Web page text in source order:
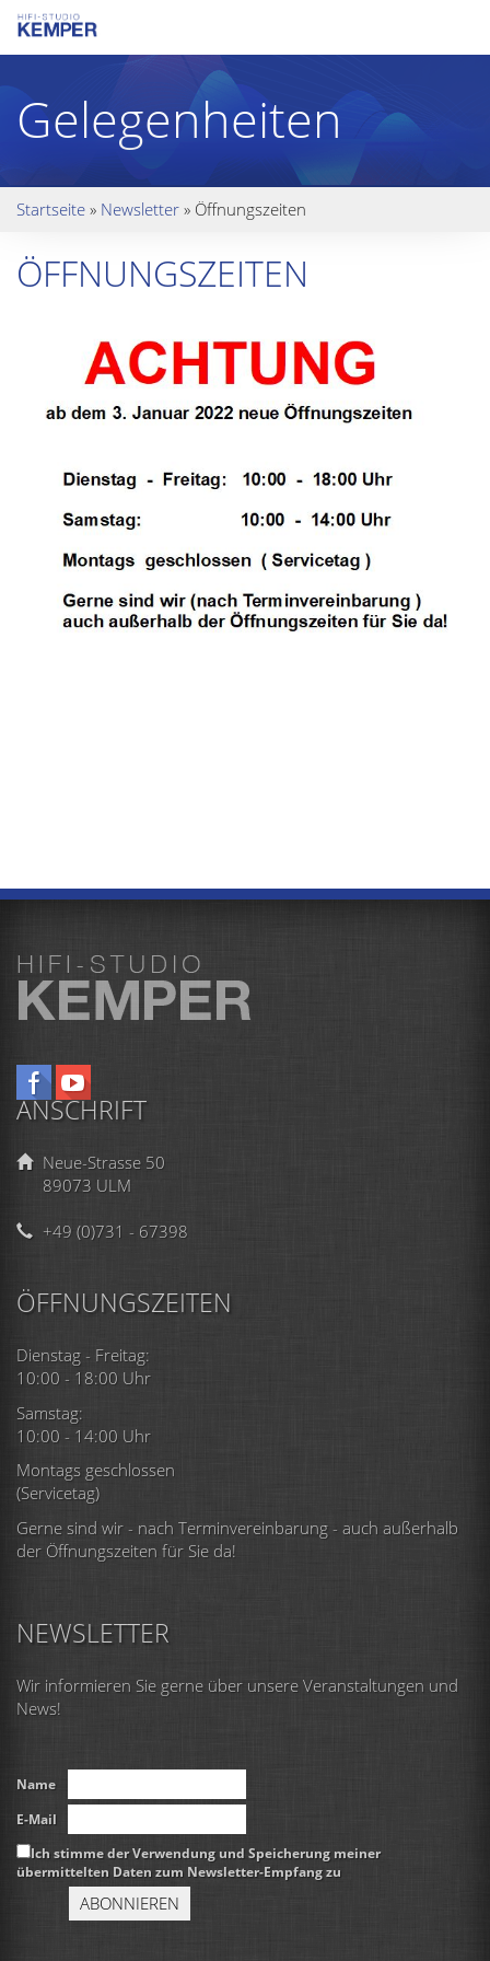
Gelegenheiten
Startseite » Newsletter » Öffnungszeiten
ÖFFNUNGSZEITEN
ANSCHRIFT
Neue-Strasse 50
89073 ULM
+49 (0)731 - 67398
ÖFFNUNGSZEITEN
Dienstag - Freitag:
10:00 - 18:00 Uhr
Samstag:
10:00 - 14:00 Uhr
Montags geschlossen
(Servicetag)
Gerne sind wir - nach Terminvereinbarung - auch außerhalb
der Öffnungszeiten für Sie da!
NEWSLETTER
Wir informieren Sie gerne über unsere Veranstaltungen und
News!
Name
E-Mail
Ich stimme der Verwendung und Speicherung meiner
übermittelten Daten zum Newsletter-Empfang zu